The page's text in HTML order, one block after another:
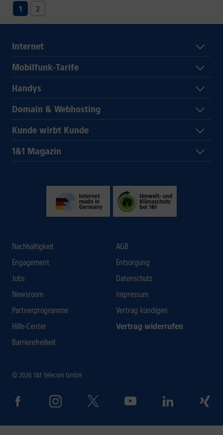
1 2
Internet
Mobilfunk-Tarife
Handys
Domain & Webhosting
Kunde wirbt Kunde
1&1 Magazin
Nachhaltigkeit
Engagement
Jobs
Newsroom
Partnerprogramme
Hilfe-Center
Barrierefreiheit
AGB
Entsorgung
Datenschutz
Impressum
Vertrag kündigen
Vertrag widerrufen
© 2026 1&1 Telecom GmbH